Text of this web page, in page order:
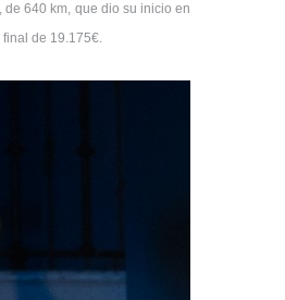
640 km, que dio su inicio en
de 19.175€.